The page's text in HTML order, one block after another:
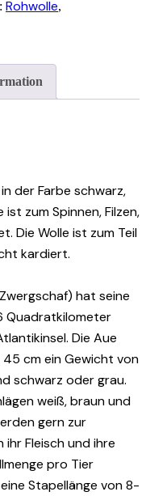
Rohwolle,
der Farbe schwarz,
zum Spinnen, Filzen,
Die Wolle ist zum Teil
kardiert.
hat seine
Quadratkilometer
Die Aue
cm ein Gewicht von
schwarz oder grau.
weiß, braun und
gern zur
Fleisch und ihre
pro Tier
Stapellänge von 8-